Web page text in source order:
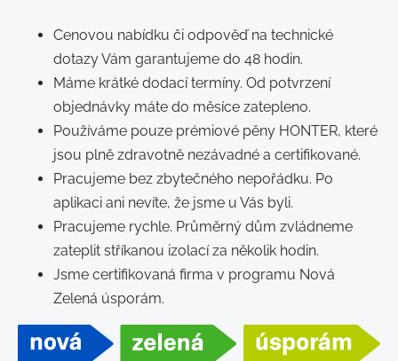
Cenovou nabídku či odpověď na technické
dotazy Vám garantujeme do 48 hodin.
Máme krátké dodací termíny. Od potvrzení
objednávky máte do měsíce zatepleno.
Používáme pouze prémiové pěny HONTER, které
jsou plně zdravotně nezávadné a certifikované.
Pracujeme bez zbytečného nepořádku. Po
aplikaci ani nevíte, že jsme u Vás byli.
Pracujeme rychle. Průměrný dům zvládneme
zateplit stříkanou izolací za několik hodin.
Jsme certifikovaná firma v programu Nová
Zelená úsporám.